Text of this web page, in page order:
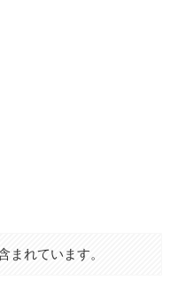
まれています。